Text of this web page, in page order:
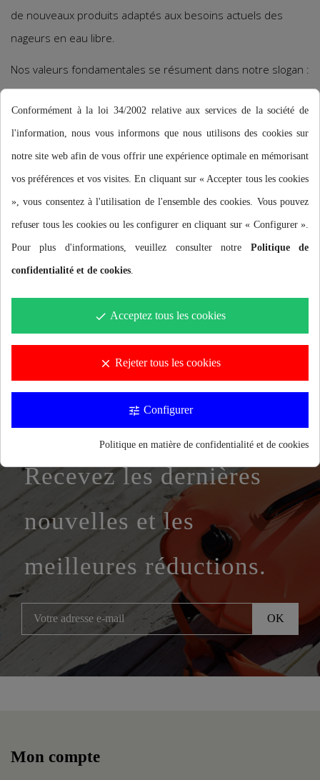
de nouveaux produits adaptés aux besoins actuels des
nageurs en eau libre.
Nos valeurs fondamentales se résument dans notre slogan :
VIVRE, AIMER, NAGER.
Abonnez-vous à notre
newsletter
Recevez les dernières
nouvelles et les
meilleures réductions.
Mon compte
Conformément à la loi 34/2002 relative aux services de la société de
l'information, nous vous informons que nous utilisons des cookies sur
notre site web afin de vous offrir une expérience optimale en mémorisant
vos préférences et vos visites. En cliquant sur « Accepter tous les cookies
», vous consentez à l'utilisation de l'ensemble des cookies. Vous pouvez
refuser tous les cookies ou les configurer en cliquant sur « Configurer ».
Pour plus d'informations, veuillez consulter notre Politique de
confidentialité et de cookies.
done Acceptez tous les cookies
clear Rejeter tous les cookies
tune Configurer
Politique en matière de confidentialité et de cookies